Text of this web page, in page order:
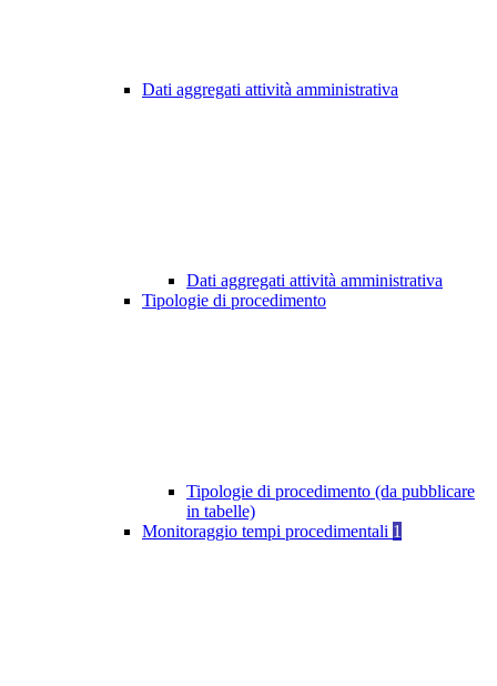
Dati aggregati attività amministrativa
Dati aggregati attività amministrativa
Tipologie di procedimento
Tipologie di procedimento (da pubblicare
in tabelle)
Monitoraggio tempi procedimentali 1